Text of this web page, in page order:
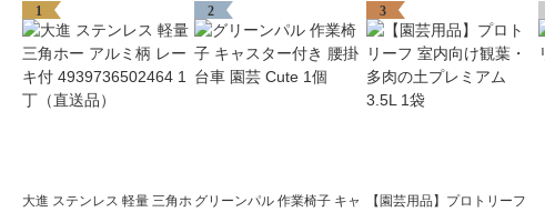
1
大進 ステンレス 軽量 三角ホ
2
グリーンパル 作業椅子 キャ
3
【園芸用品】プロトリーフ